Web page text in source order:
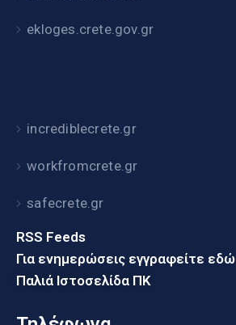
ekloges.crete.gov.gr
incrediblecrete.gr
workfromcrete.gr
safecrete.gr
RSS Feeds
Για ενημερώσεις εγγραφείτε εδώ
Παλιά Ιστοσελίδα ΠΚ